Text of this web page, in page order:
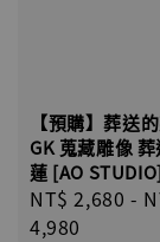
【預購】葬送
GK 蒐藏雕像
蓮 [AO STUDIO]
Regular
price
NT$ 2,680 -
4,980